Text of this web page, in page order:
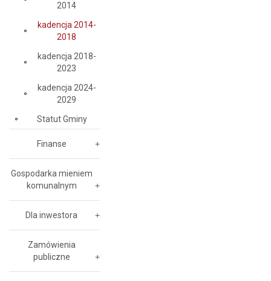
2014
kadencja 2014-
2018
kadencja 2018-
2023
kadencja 2024-
2029
Statut Gminy
Finanse
Gospodarka mieniem
komunalnym
Dla inwestora
Zamówienia
publiczne